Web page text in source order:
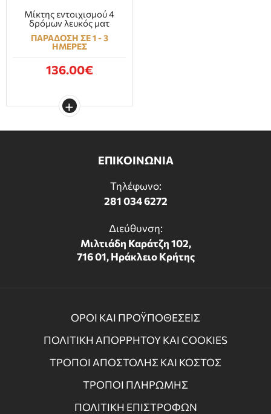
Μίκτης εντοιχισμού 4
δρόμων λευκός ματ
ΠΑΡΑΔΟΣΗ ΣΕ 1 - 3
ΗΜΕΡΕΣ
136.00€
ΕΠΙΚΟΙΝΩΝΙΑ
Τηλέφωνο:
281 034 6272
Διεύθυνση:
Μιλτιάδη Καράτζη 102,
716 01, Ηράκλειο Κρήτης
ΟΡΟΙ ΚΑΙ ΠΡΟΫΠΟΘΕΣΕΙΣ
ΠΟΛΙΤΙΚΗ ΑΠΟΡΡΗΤΟΥ ΚΑΙ COOKIES
ΤΡΟΠΟΙ ΑΠΟΣΤΟΛΗΣ ΚΑΙ ΚΟΣΤΟΣ
ΤΡΟΠΟΙ ΠΛΗΡΩΜΗΣ
ΠΟΛΙΤΙΚΗ ΕΠΙΣΤΡΟΦΩΝ